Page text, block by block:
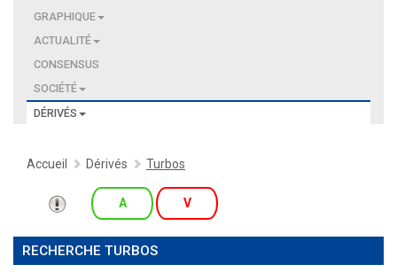
GRAPHIQUE
ACTUALITÉ
CONSENSUS
SOCIÉTÉ
DÉRIVÉS
Accueil Dérivés Turbos
A V
RECHERCHE TURBOS